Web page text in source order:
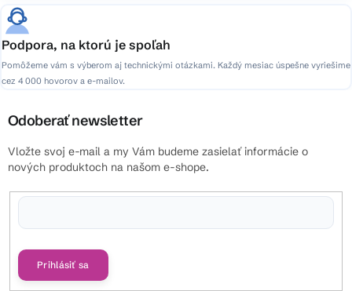
Podpora, na ktorú je spoľah
Pomôžeme vám s výberom aj technickými otázkami. Každý mesiac úspešne vyriešime
cez 4 000 hovorov a e-mailov.
Odoberať newsletter
Vložte svoj e-mail a my Vám budeme zasielať informácie o
nových produktoch na našom e-shope.
Prihlásiť sa